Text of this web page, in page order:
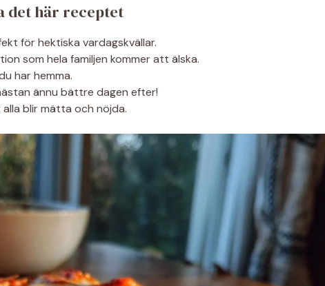
det här receptet
för hektiska vardagskvällar.
som hela familjen kommer att älska.
har hemma.
ännu bättre dagen efter!
blir mätta och nöjda.